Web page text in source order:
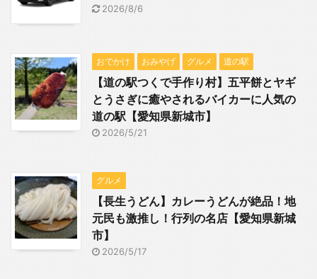
2026/8/6
おでかけ おみやげ グルメ 道の駅
【道の駅つくで手作り村】五平餅とヤギ
とうさぎに癒やされるバイカーに人気の
道の駅【愛知県新城市】
2026/5/21
グルメ
【長生うどん】カレーうどんが絶品！地
元民も激推し！行列の名店【愛知県新城
市】
2026/5/17